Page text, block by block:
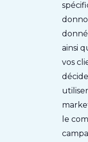
ainsi
vos
le